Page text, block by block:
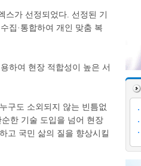
가 선정되었다. 선정된 기
집·통합하여 개인 맞춤 복
하여 현장 적합성이 높은 서
구도 소외되지 않는 빈틈없
한 기술 도입을 넘어 현장
고 국민 삶의 질을 향상시킬